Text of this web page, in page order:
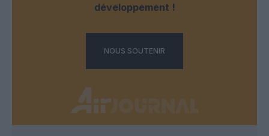
développement !
NOUS SOUTENIR